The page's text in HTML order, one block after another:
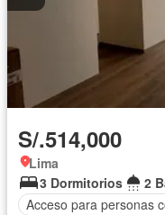
S/.514,000
Lima
3 Dormitorios
2
Acceso para personas